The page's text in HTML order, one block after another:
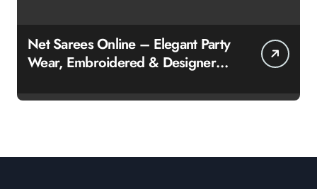
Net Sarees Online – Elegant Party
Wear, Embroidered & Designer